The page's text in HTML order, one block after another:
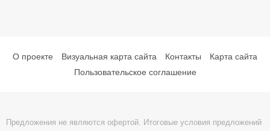
О проекте Визуальная карта сайта Контакты
Карта сайта
Пользовательское соглашение
Предложения не являются офертой. Итоговые условия предложений